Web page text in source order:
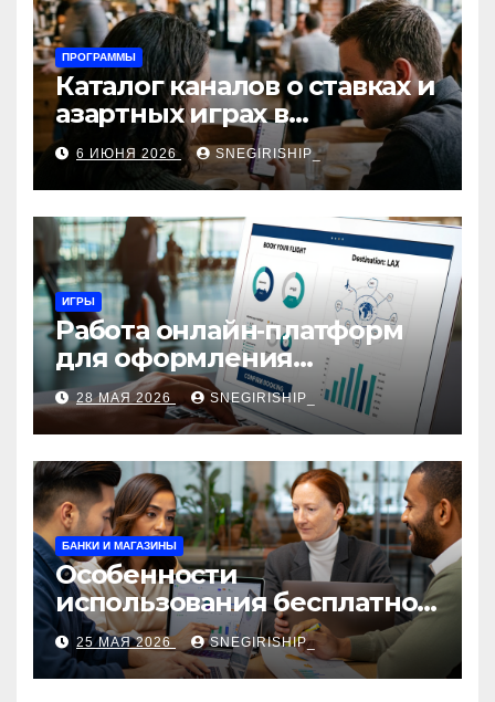
ПРОГРАММЫ
Каталог каналов о ставках и
азартных играх в
мессенджерах
6 ИЮНЯ 2026 SNEGIRISHIP_
ИГРЫ
Работа онлайн‑платформ
для оформления
авиабилетов: алгоритмы,
сборы и безопасность
28 МАЯ 2026 SNEGIRISHIP_
БАНКИ И МАГАЗИНЫ
Особенности
использования бесплатной
версии программ для
автоматизации и
управления предприятием
25 МАЯ 2026 SNEGIRISHIP_